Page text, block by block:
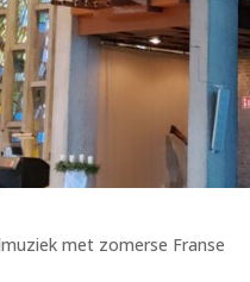
met zomerse Franse